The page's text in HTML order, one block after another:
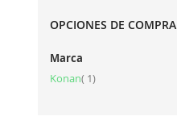
OPCIONES DE COMPRA
Marca
Konan 1artículo